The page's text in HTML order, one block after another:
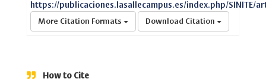
https://publicaciones.lasallecampus.es/index.php/SINITE/
More Citation Formats Download Citation
How to Cite